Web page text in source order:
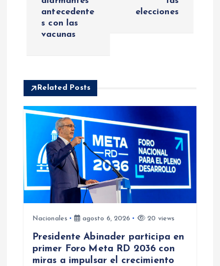
ó
n
d
e
antecedente
s con las
vacunas
elecciones
Related Posts
Nacionales agosto 6, 2026 20 views
Presidente Abinader participa en
primer Foro Meta RD 2036 con
miras a impulsar el crecimiento